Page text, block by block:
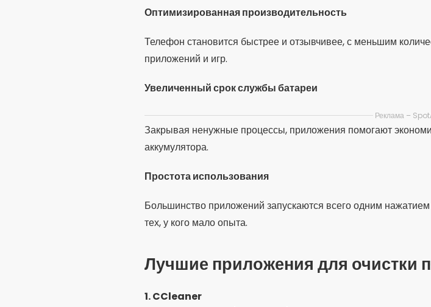
Оптимизированная производительность
Телефон становится быстрее и отзывчивее, с меньшим
приложений и игр.
Увеличенный срок службы батареи
Реклама –
Закрывая ненужные процессы, приложения помогают
аккумулятора.
Простота использования
Большинство приложений запускаются всего одним
тех, у кого мало опыта.
Лучшие приложения для очистки
1. CCleaner